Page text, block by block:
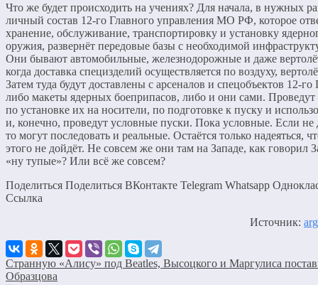
Что же будет происходить на учениях? Для начала, в нужных
личный состав 12-го Главного управления МО РФ, которое
хранение, обслуживание, транспортировку и установку
оружия, развернёт передовые базы с необходимой
Они бывают автомобильные, железнодорожные и даже
когда доставка специзделий осуществляется по воздуху,
Затем туда будут доставлены с арсеналов и спецобъектов 12-
либо макеты ядерных боеприпасов, либо и они сами. Проведут
по установке их на носители, по подготовке к пуску и
и, конечно, проведут условные пуски. Пока условные. Если не
то могут последовать и реальные. Остаётся только надеяться,
этого не дойдёт. Не совсем же они там на Западе, как говорил
«ну тупые»? Или всё же совсем?
Поделиться Поделиться ВКонтакте Telegram Whatsapp
Cсылка
Источник:
Странную «Алису» под Beatles, Высоцкого и Маргулиса
Образцова